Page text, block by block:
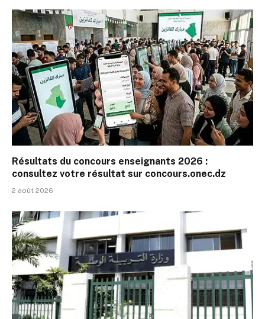
Résultats du concours enseignants 2026 :
consultez votre résultat sur concours.onec.dz
2 août 2026